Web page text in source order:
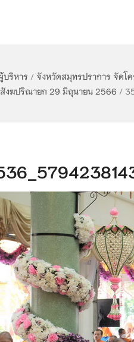
บริหาร / จังหวัดสมุทรปราการ จัดโ
งฆปริณายก 29 มิถุนายน 2566 /